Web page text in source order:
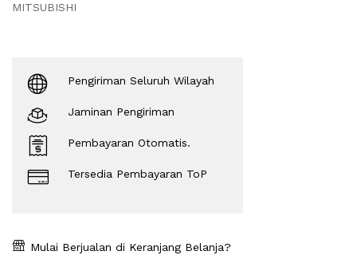
MITSUBISHI
Pengiriman Seluruh Wilayah
Jaminan Pengiriman
Pembayaran Otomatis.
Tersedia Pembayaran ToP
Mulai Berjualan di Keranjang Belanja?